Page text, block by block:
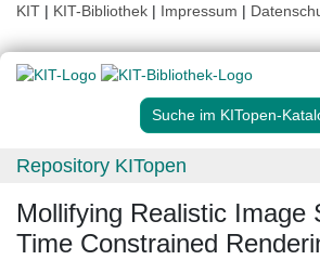
KIT | KIT-Bibliothek | Impressum |
Suche im KITopen-
Repository KITopen
Mollifying Realistic Image
Time Constrained